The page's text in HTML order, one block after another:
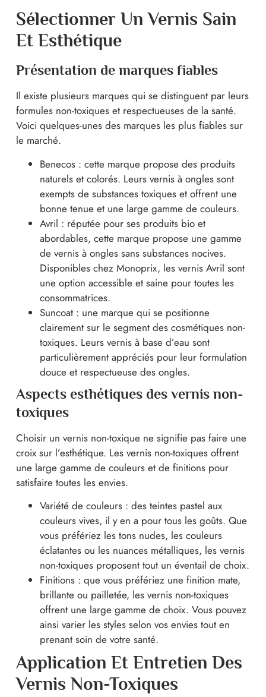
Sélectionner Un Vernis Sain
Et Esthétique
Présentation de marques fiables
Il existe plusieurs marques qui se distinguent par leurs
formules non-toxiques et respectueuses de la santé.
Voici quelques-unes des marques les plus fiables sur
le marché.
Benecos : cette marque propose des produits
naturels et colorés. Leurs vernis à ongles sont
exempts de substances toxiques et offrent une
bonne tenue et une large gamme de couleurs.
Avril : réputée pour ses produits bio et
abordables, cette marque propose une gamme
de vernis à ongles sans substances nocives.
Disponibles chez Monoprix, les vernis Avril sont
une option accessible et saine pour toutes les
consommatrices.
Suncoat : une marque qui se positionne
clairement sur le segment des cosmétiques non-
toxiques. Leurs vernis à base d’eau sont
particulièrement appréciés pour leur formulation
douce et respectueuse des ongles.
Aspects esthétiques des vernis non-
toxiques
Choisir un vernis non-toxique ne signifie pas faire une
croix sur l’esthétique. Les vernis non-toxiques offrent
une large gamme de couleurs et de finitions pour
satisfaire toutes les envies.
Variété de couleurs : des teintes pastel aux
couleurs vives, il y en a pour tous les goûts. Que
vous préfériez les tons nudes, les couleurs
éclatantes ou les nuances métalliques, les vernis
non-toxiques proposent tout un éventail de choix.
Finitions : que vous préfériez une finition mate,
brillante ou pailletée, les vernis non-toxiques
offrent une large gamme de choix. Vous pouvez
ainsi varier les styles selon vos envies tout en
prenant soin de votre santé.
Application Et Entretien Des
Vernis Non-Toxiques